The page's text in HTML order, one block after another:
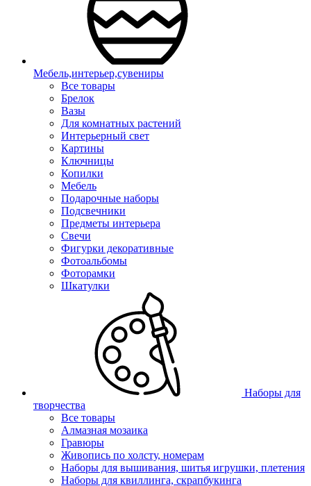
Мебель,интерьер,сувениры
Все товары
Брелок
Вазы
Для комнатных растений
Интерьерный свет
Картины
Ключницы
Копилки
Мебель
Подарочные наборы
Подсвечники
Предметы интерьера
Свечи
Фигурки декоративные
Фотоальбомы
Фоторамки
Шкатулки
Наборы для
творчества
Все товары
Алмазная мозаика
Гравюры
Живопись по холсту, номерам
Наборы для вышивания, шитья игрушки, плетения
Наборы для квиллинга, скрапбукинга